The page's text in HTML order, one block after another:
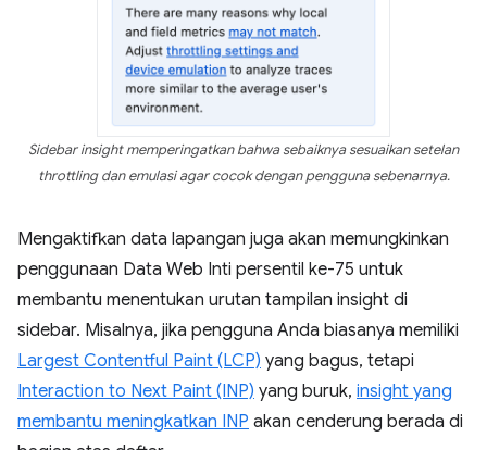
Sidebar insight memperingatkan bahwa sebaiknya sesuaikan setelan
throttling dan emulasi agar cocok dengan pengguna sebenarnya.
Mengaktifkan data lapangan juga akan memungkinkan
penggunaan Data Web Inti persentil ke-75 untuk
membantu menentukan urutan tampilan insight di
sidebar. Misalnya, jika pengguna Anda biasanya memiliki
Largest Contentful Paint (LCP) yang bagus, tetapi
Interaction to Next Paint (INP) yang buruk, insight yang
membantu meningkatkan INP akan cenderung berada di